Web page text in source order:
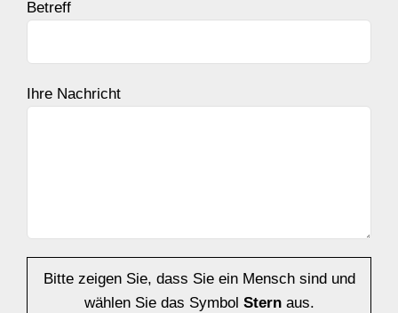
Betreff
Ihre Nachricht
Bitte zeigen Sie, dass Sie ein Mensch sind und
wählen Sie das Symbol Sternaus.